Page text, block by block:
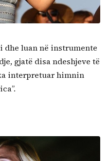
dhe luan në instrumente
gjatë disa ndeshjeve të
interpretuar himnin